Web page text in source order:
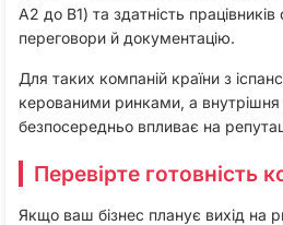
A2 до B1) та здатність
переговори й документацію.
Для таких компаній країни з
керованими ринками, а
безпосередньо впливає на
Перевірте готовність
Якщо ваш бізнес планує вихід на